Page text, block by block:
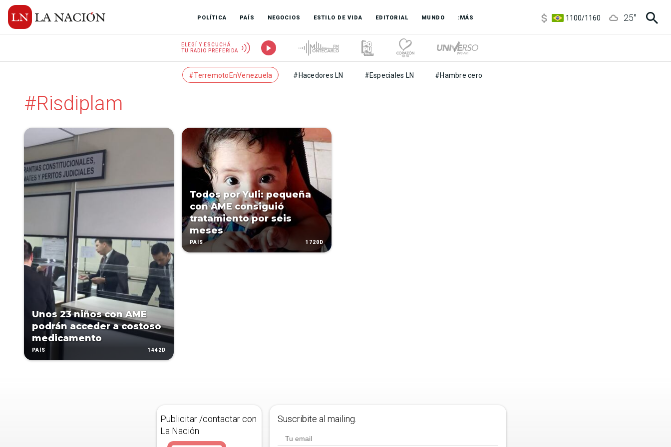
POLÍTICA PAÍS NEGOCIOS ESTILO DE VIDA EDITORIAL MUNDO :MÁS
1100/1160
25°
ELEGÍ Y ESCUCHÁ
TU RADIO PREFERIDA
#TerremotoEnVenezuela #Hacedores LN #Especiales LN #Hambre cero
#Risdiplam
Unos 23 niños con AME
podrán acceder a costoso
medicamento
PAÍS 1442D
Todos por Yuli: pequeña
con AME consiguió
tratamiento por seis
meses
PAÍS 1720D
Publicitar /contactar con
La Nación
Suscribite al mailing.